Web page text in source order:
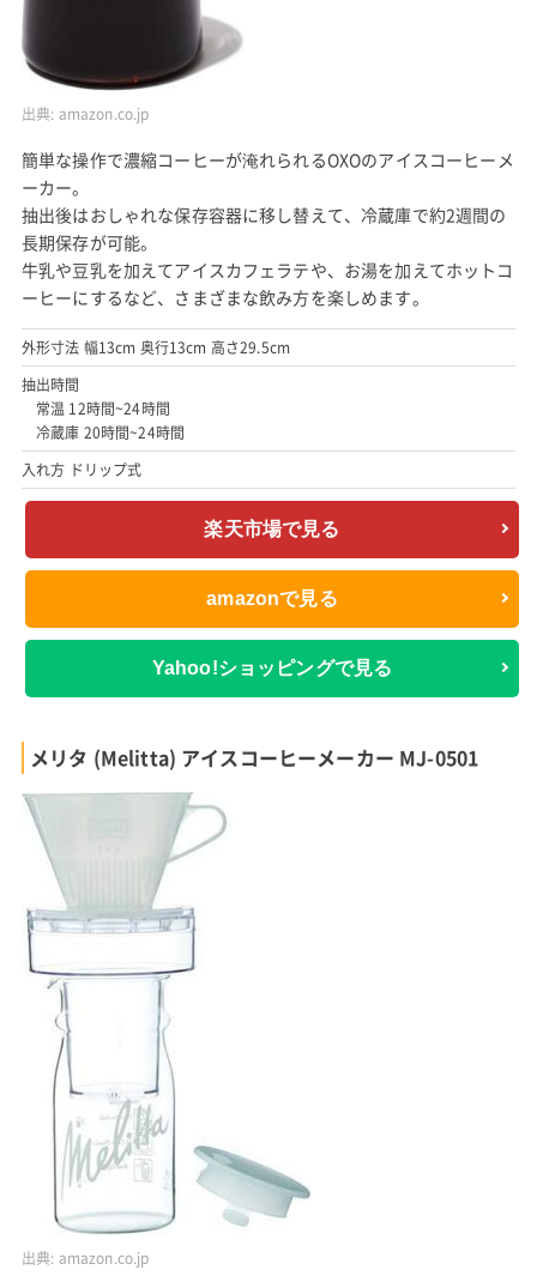
出典: amazon.co.jp
簡単な操作で濃縮コーヒーが淹れられるOXOのアイスコーヒーメ
ーカー。
抽出後はおしゃれな保存容器に移し替えて、冷蔵庫で約2週間の
長期保存が可能。
牛乳や豆乳を加えてアイスカフェラテや、お湯を加えてホットコ
ーヒーにするなど、さまざまな飲み方を楽しめます。
外形寸法 幅13cm 奥行13cm 高さ29.5cm
抽出時間
常温 12時間~24時間
冷蔵庫 20時間~24時間
入れ方 ドリップ式
楽天市場で見る
amazonで見る
Yahoo!ショッピングで見る
メリタ (Melitta) アイスコーヒーメーカー MJ-0501
出典: amazon.co.jp